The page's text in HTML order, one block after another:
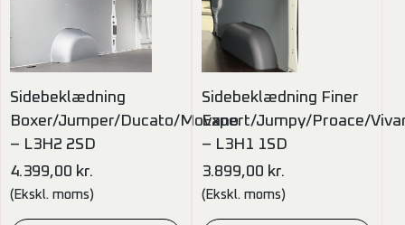
Sidebeklædning
Boxer/Jumper/Ducato/Movano
– L3H2 2SD
4.399,00 kr.
(Ekskl. moms)
Sidebeklædning Finer
Expert/Jumpy/Proace/
– L3H1 1SD
3.899,00 kr.
(Ekskl. moms)